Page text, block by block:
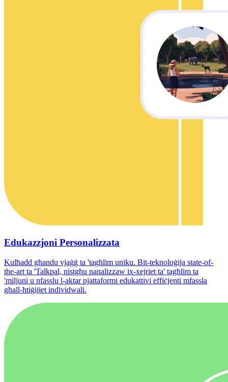
Edukazzjoni Personalizzata
Kulħadd għandu vjaġġ ta 'tagħlim uniku. Bit-teknoloġija state-of-
the-art ta 'Talkpal, nistgħu nanalizzaw ix-xejriet ta' tagħlim ta
'miljuni u nfasslu l-aktar pjattaformi edukattivi effiċjenti mfassla
għall-ħtiġijiet individwali.